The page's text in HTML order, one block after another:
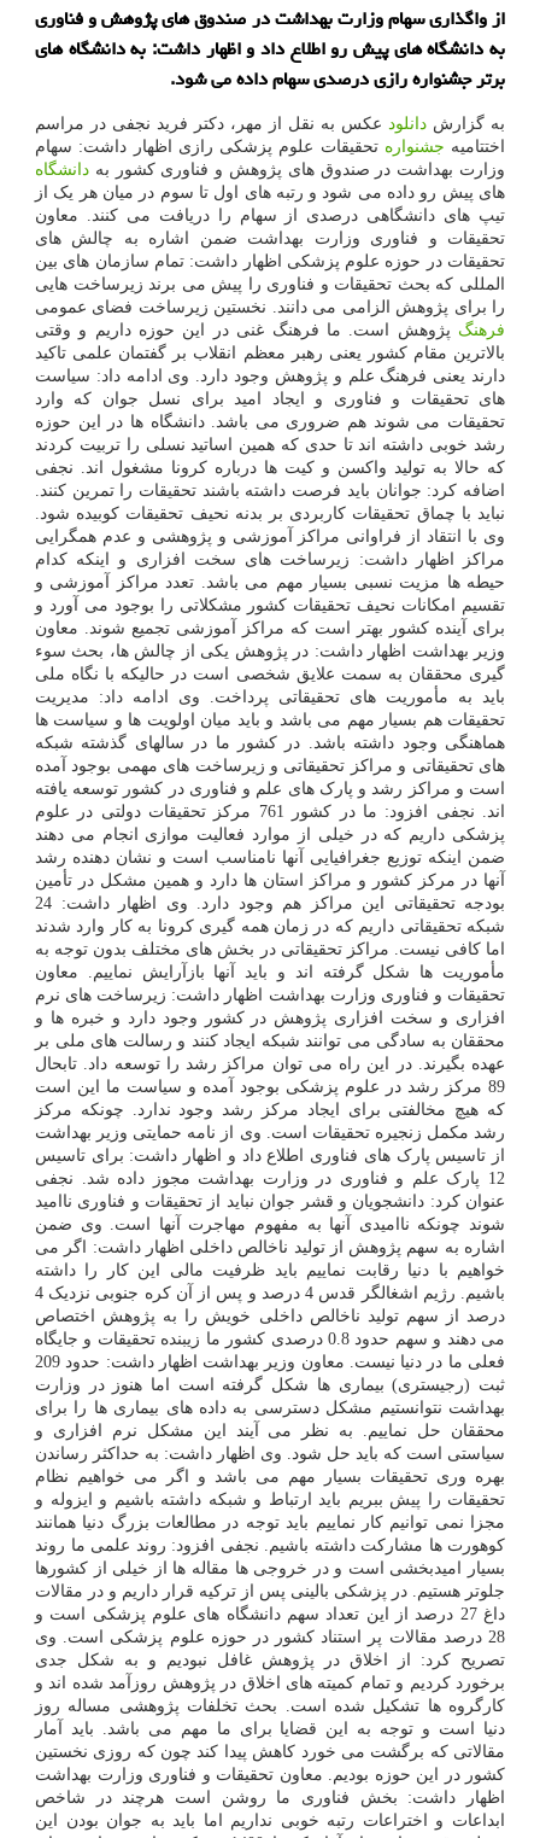
از واگذاری سهام وزارت بهداشت در صندوق های پژوهش و فناوری
به دانشگاه های پیش رو اطلاع داد و اظهار داشت: به دانشگاه های
برتر جشنواره رازی درصدی سهام داده می شود.
به گزارش دانلود عکس به نقل از مهر، دکتر فرید نجفی در مراسم
اختتامیه جشنواره تحقیقات علوم پزشکی رازی اظهار داشت: سهام
وزارت بهداشت در صندوق های پژوهش و فناوری کشور به دانشگاه
های پیش رو داده می شود و رتبه های اول تا سوم در میان هر یک از
تیپ های دانشگاهی درصدی از سهام را دریافت می کنند. معاون
تحقیقات و فناوری وزارت بهداشت ضمن اشاره به چالش های
تحقیقات در حوزه علوم پزشکی اظهار داشت: تمام سازمان های بین
المللی که بحث تحقیقات و فناوری را پیش می برند زیرساخت هایی
را برای پژوهش الزامی می دانند. نخستین زیرساخت فضای عمومی
فرهنگ پژوهش است. ما فرهنگ غنی در این حوزه داریم و وقتی
بالاترین مقام کشور یعنی رهبر معظم انقلاب بر گفتمان علمی تاکید
دارند یعنی فرهنگ علم و پژوهش وجود دارد. وی ادامه داد: سیاست
های تحقیقات و فناوری و ایجاد امید برای نسل جوان که وارد
تحقیقات می شوند هم ضروری می باشد. دانشگاه ها در این حوزه
رشد خوبی داشته اند تا حدی که همین اساتید نسلی را تربیت کردند
که حالا به تولید واکسن و کیت ها درباره کرونا مشغول اند. نجفی
اضافه کرد: جوانان باید فرصت داشته باشند تحقیقات را تمرین کنند.
نباید با چماق تحقیقات کاربردی بر بدنه نحیف تحقیقات کوبیده شود.
وی با انتقاد از فراوانی مراکز آموزشی و پژوهشی و عدم همگرایی
مراکز اظهار داشت: زیرساخت های سخت افزاری و اینکه کدام
حیطه ها مزیت نسبی بسیار مهم می باشد. تعدد مراکز آموزشی و
تقسیم امکانات نحیف تحقیقات کشور مشکلاتی را بوجود می آورد و
برای آینده کشور بهتر است که مراکز آموزشی تجمیع شوند. معاون
وزیر بهداشت اظهار داشت: در پژوهش یکی از چالش ها، بحث سوء
گیری محققان به سمت علایق شخصی است در حالیکه با نگاه ملی
باید به مأموریت های تحقیقاتی پرداخت. وی ادامه داد: مدیریت
تحقیقات هم بسیار مهم می باشد و باید میان اولویت ها و سیاست ها
هماهنگی وجود داشته باشد. در کشور ما در سالهای گذشته شبکه
های تحقیقاتی و مراکز تحقیقاتی و زیرساخت های مهمی بوجود آمده
است و مراکز رشد و پارک های علم و فناوری در کشور توسعه یافته
اند. نجفی افزود: ما در کشور 761 مرکز تحقیقات دولتی در علوم
پزشکی داریم که در خیلی از موارد فعالیت موازی انجام می دهند
ضمن اینکه توزیع جغرافیایی آنها نامناسب است و نشان دهنده رشد
آنها در مرکز کشور و مراکز استان ها دارد و همین مشکل در تأمین
بودجه تحقیقاتی این مراکز هم وجود دارد. وی اظهار داشت: 24
شبکه تحقیقاتی داریم که در زمان همه گیری کرونا به کار وارد شدند
اما کافی نیست. مراکز تحقیقاتی در بخش های مختلف بدون توجه به
مأموریت ها شکل گرفته اند و باید آنها بازآرایش نماییم. معاون
تحقیقات و فناوری وزارت بهداشت اظهار داشت: زیرساخت های نرم
افزاری و سخت افزاری پژوهش در کشور وجود دارد و خبره ها و
محققان به سادگی می توانند شبکه ایجاد کنند و رسالت های ملی بر
عهده بگیرند. در این راه می توان مراکز رشد را توسعه داد. تابحال
89 مرکز رشد در علوم پزشکی بوجود آمده و سیاست ما این است
که هیچ مخالفتی برای ایجاد مرکز رشد وجود ندارد. چونکه مرکز
رشد مکمل زنجیره تحقیقات است. وی از نامه حمایتی وزیر بهداشت
از تاسیس پارک های فناوری اطلاع داد و اظهار داشت: برای تاسیس
12 پارک علم و فناوری در وزارت بهداشت مجوز داده شد. نجفی
عنوان کرد: دانشجویان و قشر جوان نباید از تحقیقات و فناوری ناامید
شوند چونکه ناامیدی آنها به مفهوم مهاجرت آنها است. وی ضمن
اشاره به سهم پژوهش از تولید ناخالص داخلی اظهار داشت: اگر می
خواهیم با دنیا رقابت نماییم باید ظرفیت مالی این کار را داشته
باشیم. رژیم اشغالگر قدس 4 درصد و پس از آن کره جنوبی نزدیک 4
درصد از سهم تولید ناخالص داخلی خویش را به پژوهش اختصاص
می دهند و سهم حدود 0.8 درصدی کشور ما زیبنده تحقیقات و جایگاه
فعلی ما در دنیا نیست. معاون وزیر بهداشت اظهار داشت: حدود 209
ثبت (رجیستری) بیماری ها شکل گرفته است اما هنوز در وزارت
بهداشت نتوانستیم مشکل دسترسی به داده های بیماری ها را برای
محققان حل نماییم. به نظر می آیند این مشکل نرم افزاری و
سیاستی است که باید حل شود. وی اظهار داشت: به حداکثر رساندن
بهره وری تحقیقات بسیار مهم می باشد و اگر می خواهیم نظام
تحقیقات را پیش ببریم باید ارتباط و شبکه داشته باشیم و ایزوله و
مجزا نمی توانیم کار نماییم باید توجه در مطالعات بزرگ دنیا همانند
کوهورت ها مشارکت داشته باشیم. نجفی افزود: روند علمی ما روند
بسیار امیدبخشی است و در خروجی ها مقاله ها از خیلی از کشورها
جلوتر هستیم. در پزشکی بالینی پس از ترکیه قرار داریم و در مقالات
داغ 27 درصد از این تعداد سهم دانشگاه های علوم پزشکی است و
28 درصد مقالات پر استناد کشور در حوزه علوم پزشکی است. وی
تصریح کرد: از اخلاق در پژوهش غافل نبودیم و به شکل جدی
برخورد کردیم و تمام کمیته های اخلاق در پژوهش روزآمد شده اند و
کارگروه ها تشکیل شده است. بحث تخلفات پژوهشی مساله روز
دنیا است و توجه به این قضایا برای ما مهم می باشد. باید آمار
مقالاتی که برگشت می خورد کاهش پیدا کند چون که روزی نخستین
کشور در این حوزه بودیم. معاون تحقیقات و فناوری وزارت بهداشت
اظهار داشت: بخش فناوری ما روشن است هرچند در شاخص
ابداعات و اختراعات رتبه خوبی نداریم اما باید به جوان بودن این